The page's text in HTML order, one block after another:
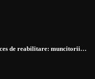
de reabilitare: muncitorii…